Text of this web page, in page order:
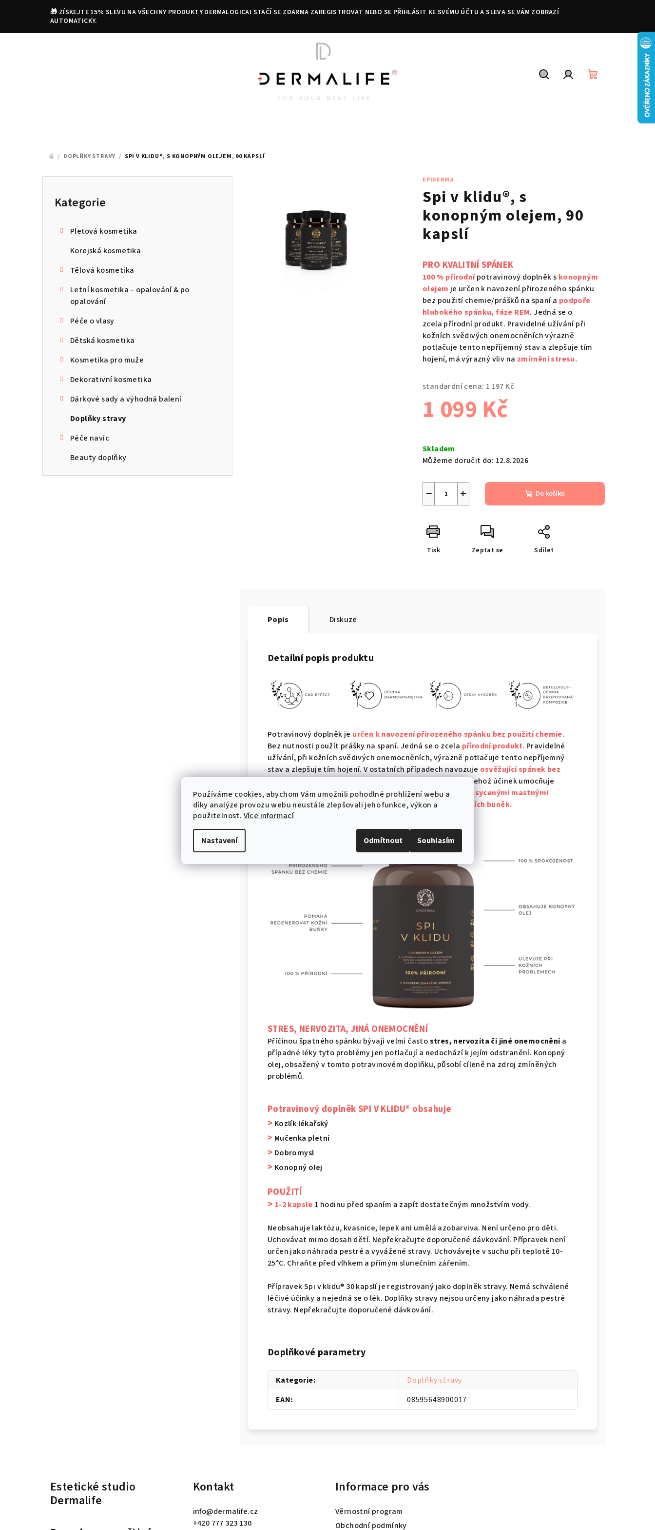
Používáme cookies, abychom Vám umožnili pohodlné prohlížení webu a
díky analýze provozu webu neustále zlepšovali jeho funkce, výkon a
použitelnost. Více informací
Nastavení Odmítnout Souhlasím
🎁 ZÍSKEJTE 15% SLEVU NA VŠECHNY PRODUKTY DERMALOGICA! STAČÍ SE ZDARMA ZAREGISTROVAT NEBO SE PŘIHLÁSIT KE SVÉMU ÚČTU A SLEVA SE VÁM ZOBRAZÍ
AUTOMATICKY.
DOMŮ
/ DOPLŇKY STRAVY / SPI V KLIDU®, S KONOPNÝM OLEJEM, 90 KAPSLÍ
Přeskočit
Kategorie
Pleťová kosmetika
Korejská kosmetika
Tělová kosmetika
Letní kosmetika – opalování & po
opalování
Péče o vlasy
Dětská kosmetika
Kosmetika pro muže
Dekorativní kosmetika
Dárkové sady a výhodná balení
Doplňky stravy
Péče navíc
Beauty doplňky
EPIDERMA
Spi v klidu®, s
konopným olejem, 90
kapslí
PRO KVALITNÍ SPÁNEK
100 % přírodnípotravinový doplněk s konopným
olejem je určen k navození přirozeného spánku
bez použití chemie/prášků na spaní a podpoře
hlubokého spánku, fáze REM. Jedná se o
zcela přírodní produkt. Pravidelné užívání při
kožních svědivých onemocněních výrazně
potlačuje tento nepříjemný stav a zlepšuje tím
hojení, má výrazný vliv na zmírnění stresu.
standardní cena: 1 197 Kč
1 099 Kč
cena:
Skladem
Můžeme doručit do: 12.8.2026
+
− Do košíku
Tisk Zeptat se Sdílet
Popis Diskuze
Detailní popis produktu
Potravinový doplněk je určen k navození přirozeného spánku bez použití chemie.
Bez nutnosti použít prášky na spaní. Jedná se o zcela přírodní produkt. Pravidelné
užívání, při kožních svědivých onemocněních, výrazně potlačuje tento nepříjemný
stav a zlepšuje tím hojení. V ostatních případech navozuje osvěžující spánek bez
. Hlavní účinnou látkou je Kozlík lékařský, jehož účinek umocňuje
Mučenka pletní a Dobromysl.Konopný olej se svými nenasycenými mastnými
kyselinami omega 3 a omega 6 pomáhá regeneraci kožních buněk.
STRES, NERVOZITA, JINÁ ONEMOCNĚNÍ
Příčinou špatného spánku bývají velmi častostres, nervozita či jiné onemocněnía
případné léky tyto problémy jen potlačují a nedochází k jejím odstranění. Konopný
olej, obsažený v tomto potravinovém doplňku, působí cíleně na zdroj zmíněných
problémů.
Potravinový doplněk SPI V KLIDU® obsahuje
> Kozlík lékařský
> Mučenka pletní
> Dobromysl
> Konopný olej
POUŽITÍ
> 1-2 kapsle 1 hodinu před spaním a zapít dostatečným množstvím vody.
Neobsahuje laktózu, kvasnice, lepek ani umělá azobarviva. Není určeno pro děti.
Uchovávat mimo dosah dětí. Nepřekračujte doporučené dávkování. Přípravek není
určen jako náhrada pestré a vyvážené stravy. Uchovávejte v suchu při teplotě 10-
25°C. Chraňte před vlhkem a přímým slunečním zářením.
Přípravek Spi v klidu® 30 kapslí je registrovaný jako doplněk stravy. Nemá schválené
léčivé účinky a nejedná se o lék. Doplňky stravy nejsou určeny jako náhrada pestré
stravy. Nepřekračujte doporučené dávkování.
Doplňkové parametry
Kategorie:
Doplňky stravy
EAN: 08595648900017
Estetické studio
Dermalife
Kontakt
info@dermalife.cz
+420 777 323 130
Informace pro vás
Věrnostní program
Obchodní podmínky